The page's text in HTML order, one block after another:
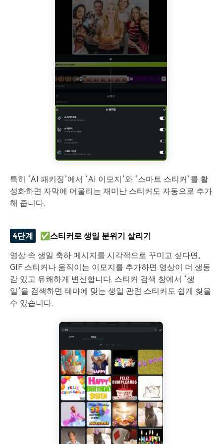
특히 ‘AI 패키징’에서 ‘AI 이모지’와 ‘스마트 스티커’를 활
성화하면 자막에 어울리는 재미난 스티커도 자동으로 추가
해 줍니다.
4단계 ✅스티커로 생일 분위기 살리기
영상 속 생일 축하 메시지를 시각적으로 꾸미고 싶다면,
GIF 스티커나 움직이는 이모지를 추가하면 영상이 더 생동
감 있고 유쾌하게 변신합니다. 스티커 검색 창에서 ‘생
일’을 검색하면 테마에 맞는 생일 관련 스티커도 쉽게 찾을
수 있습니다.